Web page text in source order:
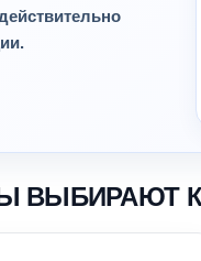
ВЫБИРАЮТ